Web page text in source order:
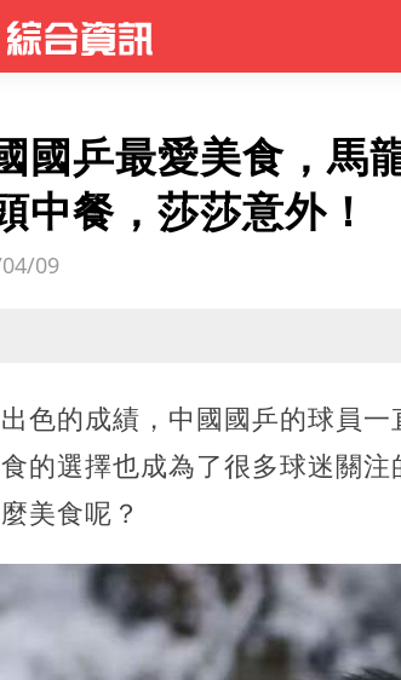
國乒最愛美食，馬
中餐，莎莎意外！
09
色的成績，中國國乒的球員
的選擇也成為了很多球迷關
美食呢？